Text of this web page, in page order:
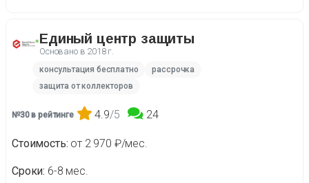
Единый центр защиты
Основано в 2018 г.
консультация бесплатно
рассрочка
защита от коллекторов
№30 в рейтинге 4.9/5 24
Стоимость от 2 970 ₽/мес.
Сроки 6-8 мес.